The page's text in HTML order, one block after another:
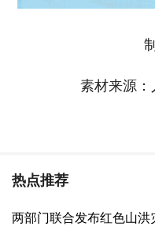
素材来源
热点推荐
两部门联合发布红色山洪